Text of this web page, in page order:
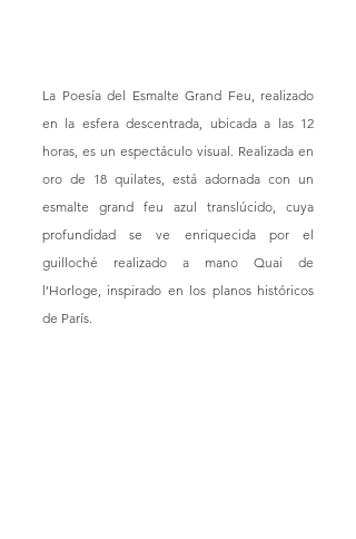
La Poesía del Esmalte Grand Feu, realizado
en la esfera descentrada, ubicada a las 12
horas, es un espectáculo visual. Realizada en
oro de 18 quilates, está adornada con un
esmalte grand feu azul translúcido, cuya
profundidad se ve enriquecida por el
guilloché realizado a mano Quai de
l’Horloge, inspirado en los planos históricos
de París.